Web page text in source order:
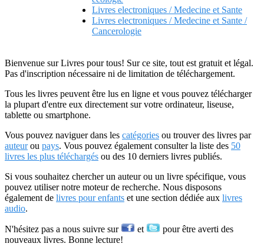
Livres electroniques / Medecine et Sante
Livres electroniques / Medecine et Sante /
Cancerologie
Bienvenue sur Livres pour tous! Sur ce site, tout est gratuit et légal.
Pas d'inscription nécessaire ni de limitation de téléchargement.
Tous les livres peuvent être lus en ligne et vous pouvez télécharger
la plupart d'entre eux directement sur votre ordinateur, liseuse,
tablette ou smartphone.
Vous pouvez naviguer dans les catégories ou trouver des livres par
auteurou pays. Vous pouvez également consulter la liste des 50
livres les plus téléchargés ou des 10 derniers livres publiés.
Si vous souhaitez chercher un auteur ou un livre spécifique, vous
pouvez utiliser notre moteur de recherche. Nous disposons
également de livres pour enfants et une section dédiée aux livres
audio.
N'hésitez pas a nous suivre sur et
pour être averti des
nouveaux livres. Bonne lecture!